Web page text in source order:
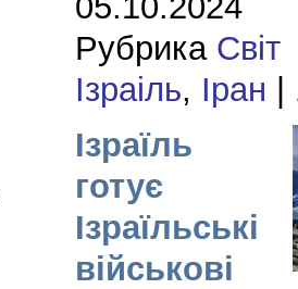
Рубрика Світ|
Ізраіль, Іран |
Ізраїль
готує
Ізраїльські
військові